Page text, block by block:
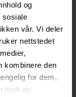
og
sosiale
vår. Vi deler
nettstedet
kombinere den
for dem,
bruk av
vi setter